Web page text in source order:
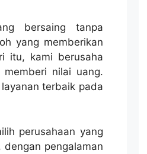
bersaing tanpa
yang memberikan
itu, kami berusaha
nilai uang.
terbaik pada
perusahaan yang
pengalaman